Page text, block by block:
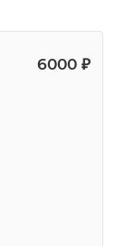
6000 ₽